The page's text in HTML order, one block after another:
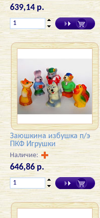
639,14 р.
Заюшкина избушка п/э
ПКФ Игрушки
Наличие:
646,86 р.